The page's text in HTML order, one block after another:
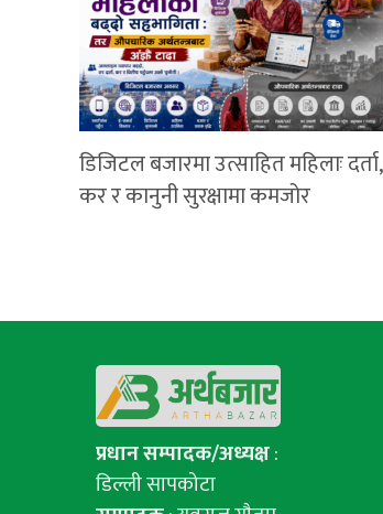
डिजिटल बजारमा उत्साहित महिलाः दर्ता,
कर र कानुनी सुरक्षामा कमजोर
प्रधान सम्पादक/अध्यक्ष:
डिल्ली सापकोटा